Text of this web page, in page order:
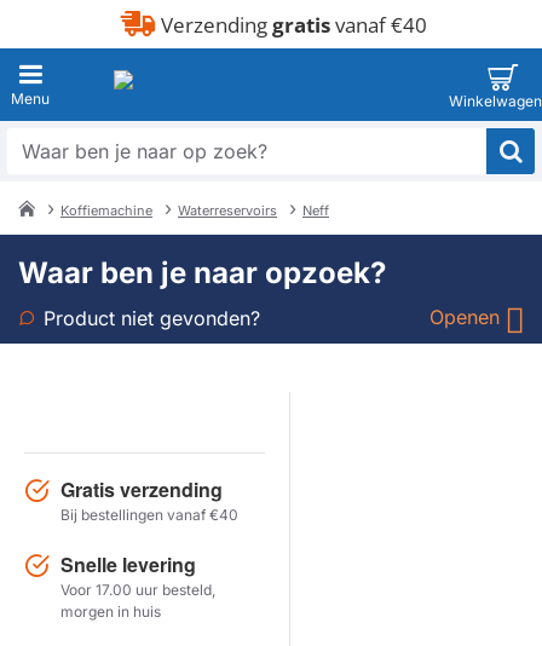
Verzendinggratisvanaf €40
Waar
zoek?
Koffiemachine Waterreservoirs Neff
Waar ben je naar opzoek?
Product niet gevonden? Openen
Model
Herstel zoekopdracht
Gratis verzending
Bij bestellingen vanaf €40
Snelle levering
Voor 17.00 uur besteld,
morgen in huis